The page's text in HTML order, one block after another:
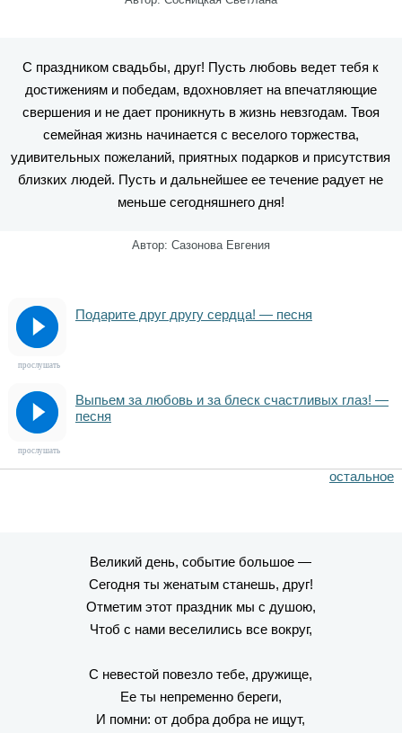
С праздником свадьбы, друг! Пусть любовь ведет тебя к
достижениям и победам, вдохновляет на впечатляющие
свершения и не дает проникнуть в жизнь невзгодам. Твоя
семейная жизнь начинается с веселого торжества,
удивительных пожеланий, приятных подарков и присутствия
близких людей. Пусть и дальнейшее ее течение радует не
меньше сегодняшнего дня!
Автор: Сазонова Евгения
Подарите друг другу сердца! — песня
прослушать
Выпьем за любовь и за блеск счастливых глаз! —
песня
прослушать
остальное
Великий день, событие большое —
Сегодня ты женатым станешь, друг!
Отметим этот праздник мы с душою,
Чтоб с нами веселились все вокруг,
С невестой повезло тебе, дружище,
Ее ты непременно береги,
И помни: от добра добра не ищут,